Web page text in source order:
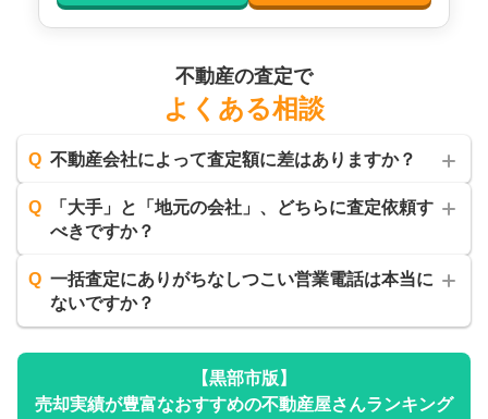
不動産の査定で
よくある相談
Q 不動産会社によって査定額に差はありますか？
Q
「大手」と「地元の会社」、どちらに査定依頼す
べきですか？
Q 一括査定にありがちなしつこい営業電話は本当に
ないですか？
【黒部市版】
売却実績が豊富なおすすめの不動産屋さんランキング